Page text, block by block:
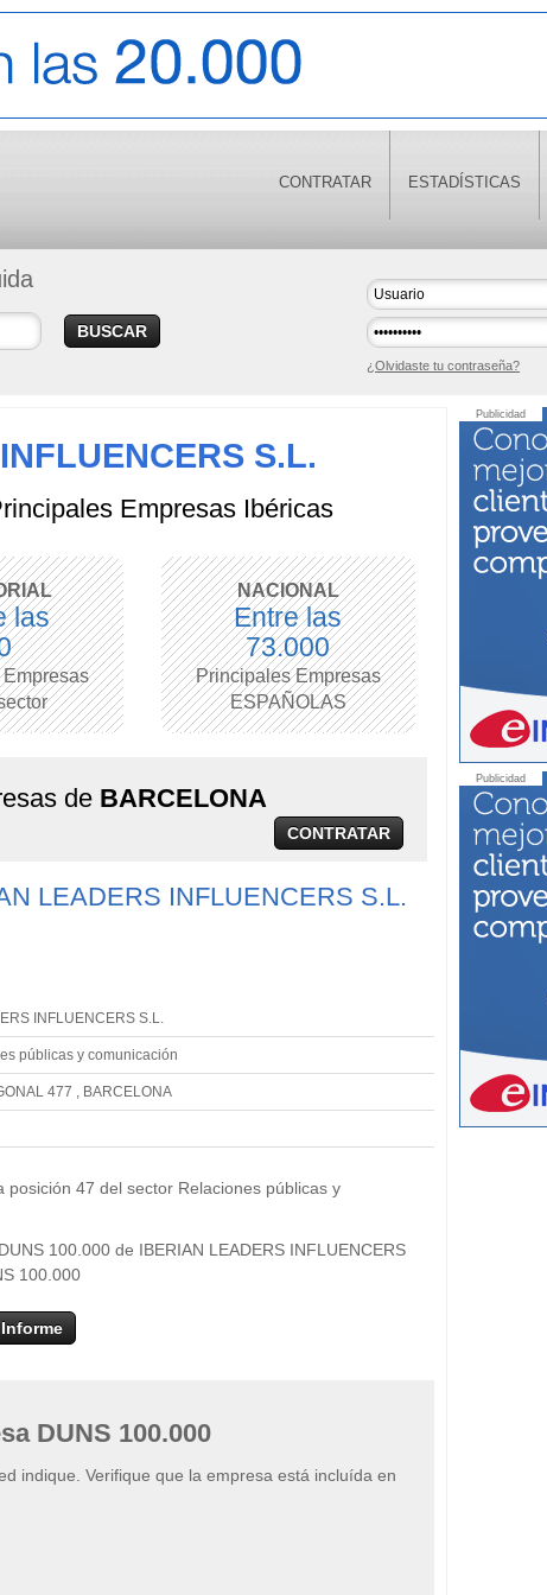
CONTRATAR ESTADÍSTICAS
BUSCAR
¿Olvidaste tu contraseña?
S.L.
Empresas Ibéricas
las
NACIONAL
Entre las
73.000
Principales Empresas
ESPAÑOLAS
de BARCELONA
CONTRATAR
LEADERS INFLUENCERS S.L.
INFLUENCERS S.L.
públicas y comunicación
477 , BARCELONA
×
posición 47 del sector Relaciones públicas y
100.000 de IBERIAN LEADERS INFLUENCERS
100.000
DUNS 100.000
indique. Verifique que la empresa está incluída en
Publicidad
Publicidad